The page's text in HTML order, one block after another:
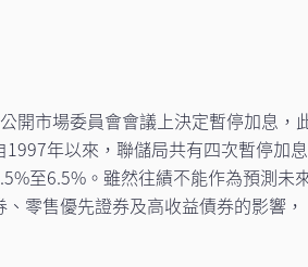
開市場委員會會議上決定暫停加息，
年以來，聯儲局共有四次暫停加息
至6.5%。雖然往績不能作為預測未
零售優先證券及高收益債券的影響，